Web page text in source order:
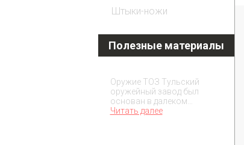
Штыки-ножи
Полезные материалы
Оружие ТОЗ Тульский
оружейный завод был
основан в далеком…
Читать далее